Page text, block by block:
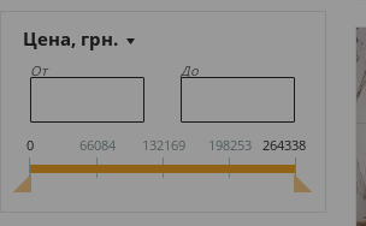
Цена, грн.
От До
0 66084 132169 198253 264338